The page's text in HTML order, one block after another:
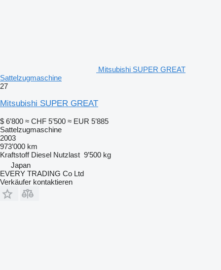
Mitsubishi SUPER GREAT
Sattelzugmaschine
27
Mitsubishi SUPER GREAT
$ 6’800 ≈ CHF 5’500 ≈ EUR 5’885
Sattelzugmaschine
2003
973’000 km
Kraftstoff Diesel Nutzlast 9’500 kg
Japan
EVERY TRADING Co Ltd
Verkäufer kontaktieren